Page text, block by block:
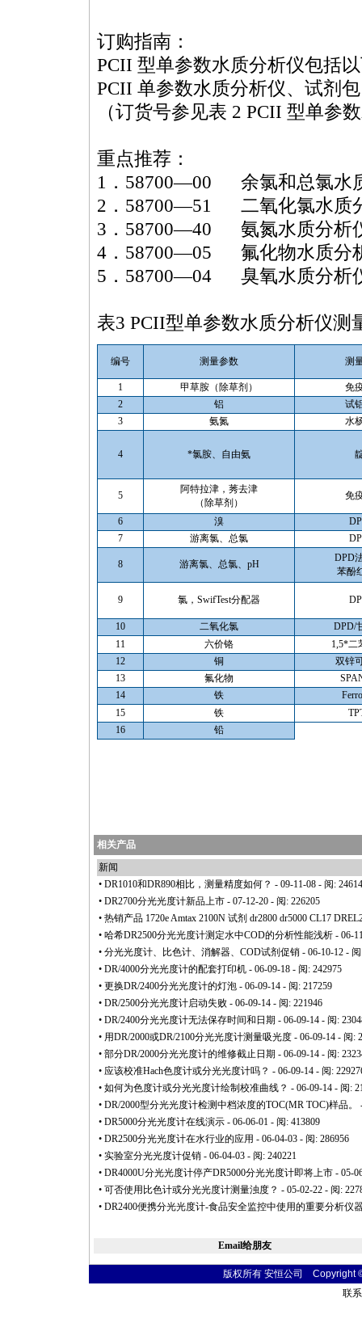
订购指南：
PCII 型单参数水质分析仪包括
PCII 单参数水质分析仪、试剂
（订货号参见表 2 PCII 型单参
重点推荐：
1．58700―00 余氯和总氯水
2．58700―51 二氧化氯水质
3．58700―40 氨氮水质分析
4．58700―05 氟化物水质分
5．58700―04 臭氧水质分析
表3 PCII型单参数水质分析仪测
编号 测量参数 测
1 甲草胺（除草剂）
免
2
铝
试
3
氨氮 水
4 *氯胺、自由氨
5
阿特拉津，莠去津
（除草剂）
免
6 溴
7
游离氯、总氯
8 游离氯、总氯、pH
DPD
苯酚
9 氯，SwifTest分配器
10 二氧化氯
DPD/
11
六价铬 1,5*二
12
铜
双锌
13
氟化物
14
铁
15
铁
16
铅
相关产品
新闻
• DR1010和DR890相比，测量精度如何？ - 09-11-08 - 阅:
• DR2700分光光度计新品上市 - 07-12-20 - 阅: 226205
• 热销产品 1720e Amtax 2100N 试剂 dr2800 dr5000 CL17
• 哈希DR2500分光光度计测定水中COD的分析性能浅析 - 06-
• 分光光度计、比色计、消解器、COD试剂促销 - 06-10-12 -
• DR/4000分光光度计的配套打印机 - 06-09-18 - 阅: 242975
• 更换DR/2400分光光度计的灯泡 - 06-09-14 - 阅: 217259
• DR/2500分光光度计启动失败 - 06-09-14 - 阅: 221946
• DR/2400分光光度计无法保存时间和日期 - 06-09-14 - 阅:
• 用DR/2000或DR/2100分光光度计测量吸光度 - 06-09-14 - 阅:
• 部分DR/2000分光光度计的维修截止日期 - 06-09-14 - 阅:
• 应该校准Hach色度计或分光光度计吗？ - 06-09-14 - 阅:
• 如何为色度计或分光光度计绘制校准曲线？ - 06-09-14 - 阅:
• DR/2000型分光光度计检测中档浓度的TOC(MR TOC)样品。
• DR5000分光光度计在线演示 - 06-06-01 - 阅: 413809
• DR2500分光光度计在水行业的应用 - 06-04-03 - 阅: 286956
• 实验室分光光度计促销 - 06-04-03 - 阅: 240221
• DR4000U分光光度计停产DR5000分光光度计即将上市 - 05-
• 可否使用比色计或分光光度计测量浊度？ - 05-02-22 - 阅:
• DR2400便携分光光度计-食品安全监控中使用的重要分析仪
Email给朋友
版权所有 安恒公司 Copyright
联